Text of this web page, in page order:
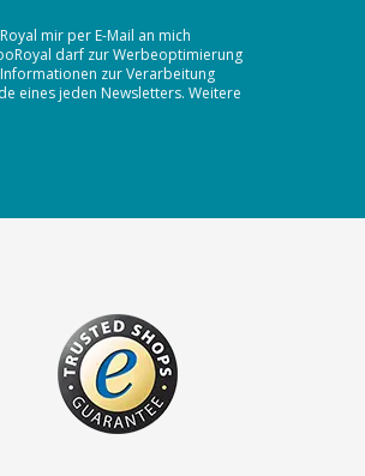
mir per E-Mail an mich
darf zur Werbeoptimierung
zur Verarbeitung
eines jeden Newsletters. Weitere